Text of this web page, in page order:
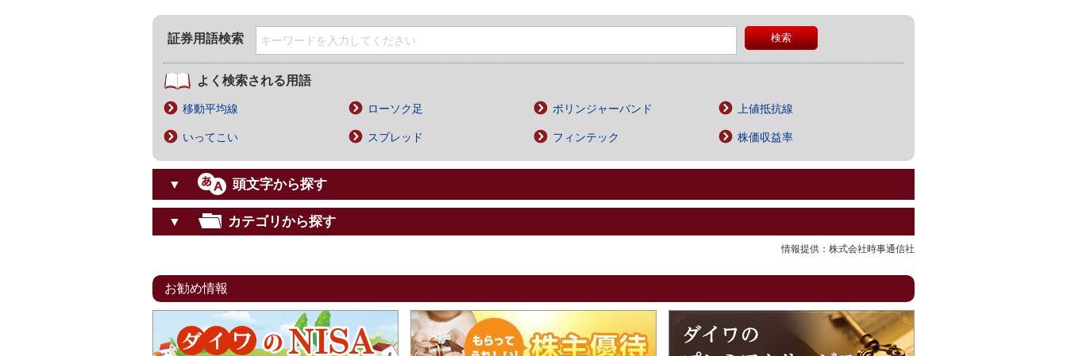
証券用語検索
よく検索される用語
移動平均線 ローソク足 ボリンジャーバンド 上値抵抗線
いってこい スプレッド フィンテック 株価収益率
▼ 頭文字から探す
▼ カテゴリから探す
情報提供：株式会社時事通信社
お勧め情報